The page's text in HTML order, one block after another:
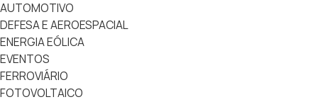
AUTOMOTIVO
DEFESA E AEROESPACIAL
ENERGIA EÓLICA
EVENTOS
FERROVIÁRIO
FOTOVOLTAICO